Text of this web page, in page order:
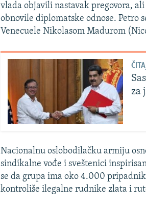
vlada objavili nastavak pregovora,
obnovile diplomatske odnose. Petro
Venecuele Nikolasom Madurom
za
Nacionalnu oslobodilačku armiju
sindikalne vođe i sveštenici
se da grupa ima oko 4.000
kontroliše ilegalne rudnike zlata i